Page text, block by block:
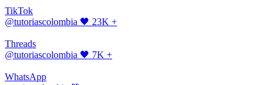
TikTok
@tutoriascolombia 🖤 23K +
Threads
@tutoriascolombia 🖤 7K +
WhatsApp